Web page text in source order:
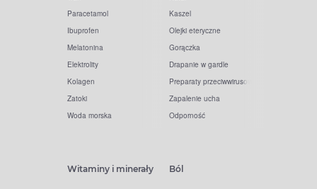
Paracetamol
Ibuprofen
Melatonina
Elektrolity
Kolagen
Zatoki
Woda morska
Kaszel
Olejki eteryczne
Gorączka
Drapanie w gardle
Preparaty przeciwwirusowe
Zapalenie ucha
Odporność
Witaminy i minerały Ból